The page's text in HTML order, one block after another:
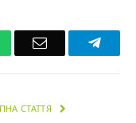
Email
СТАТТЯ